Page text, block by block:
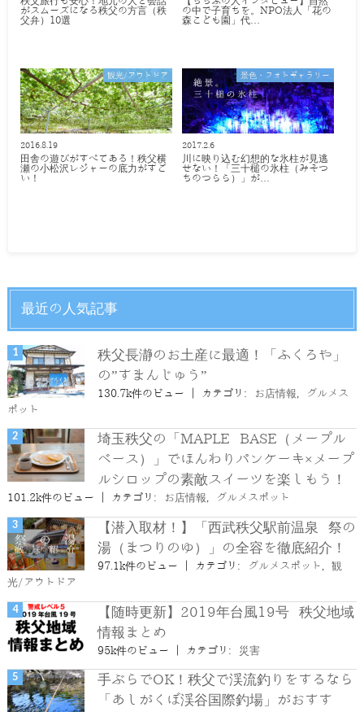
がスムーズになる秩父の方言（秩
父弁）10選
の中で子育ちを。NPO法人「花の
森こども園」代…
観光/アウトドア
2016.8.19
田舎の遊びがすべてある！秩父横
瀬の小松沢レジャーの底力がすご
い！
景色・フォトギャラリー
2017.2.6
川に映り込む幻想的な氷柱が見逃
せない！「三十槌の氷柱（みそつ
ちのつらら）」が…
最近の人気記事
秩父長瀞のお土産に最適！「ふくろや」
の”すまんじゅう”
130.7k件のビュー カテゴリ: お店情報
グルメス
ポット
埼玉秩父の「MAPLE BASE（メープル
ベース）」でほんわりパンケーキ×メープ
ルシロップの素敵スイーツを楽しもう！
101.2k件のビュー カテゴリ: お店情報, グルメスポット
【潜入取材！】「西武秩父駅前温泉 祭の
湯（まつりのゆ）」の全容を徹底紹介！
97.1k件のビュー カテゴリ: グルメスポット , 観
光/アウトドア
【随時更新】2019年台風19号 秩父地域
情報まとめ
95k件のビュー カテゴリ: 災害
手ぶらでOK！秩父で渓流釣りをするなら
「あしがくぼ渓谷国際釣場」がおすす